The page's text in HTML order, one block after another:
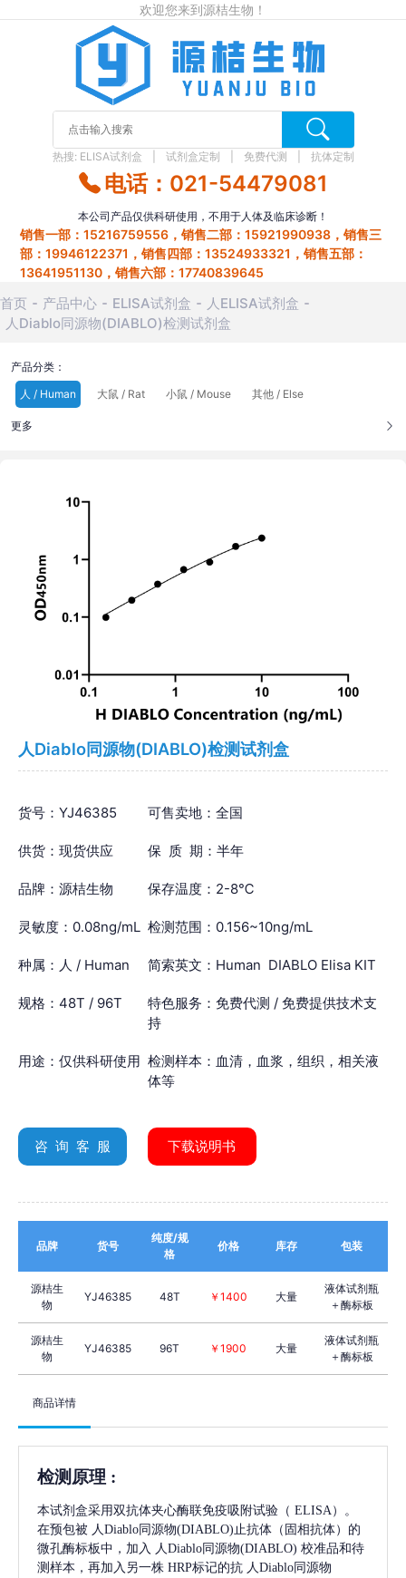
欢迎您来到源桔生物！
热搜: ELISA试剂盒 试剂盒定制 免费代测 抗体定制
电话：021-54479081
本公司产品仅供科研使用，不用于人体及临床诊断！
销售一部：15216759556，销售二部：15921990938，销售三
部：19946122371，销售四部：13524933321，销售五部：
13641951130，销售六部：17740839645
首页 产品中心 ELISA试剂盒
人ELISA试剂盒
人Diablo同源物(DIABLO)检测试剂盒
产品分类：
人 / Human
大鼠 / Rat 小鼠 / Mouse 其他 / Else
更多
人Diablo同源物(DIABLO)检测试剂盒
货号：YJ46385 可售卖地：全国
供货：现货供应 保 质 期：半年
品牌：源桔生物 保存温度：2-8℃
灵敏度：0.08ng/mL 检测范围：0.156~10ng/mL
种属：人 / Human 简索英文：Human DIABLO Elisa KIT
规格：48T / 96T
特色服务：免费代测 / 免费提供技术支
持
用途：仅供科研使用 检测样本：血清，血浆，组织，相关液
体等
咨 询 客 服 下载说明书
品牌 货号
纯度/规
格
价格 库存 包装
源桔生
物
YJ46385 48T ￥1400 大量
液体试剂瓶
＋酶标板
源桔生
物
YJ46385 96T ￥1900 大量
液体试剂瓶
＋酶标板
商品详情
检测原理 :
本试剂盒采用双抗体夹心酶联免疫吸附试验（ ELISA）。
在预包被 人Diablo同源物(DIABLO) 止抗体（固相抗体）的
微孔酶标板中，加入
人Diablo同源物(DIABLO) 校准品和待
测样本，再加入另一株 HRP标记的抗 人Diablo同源物